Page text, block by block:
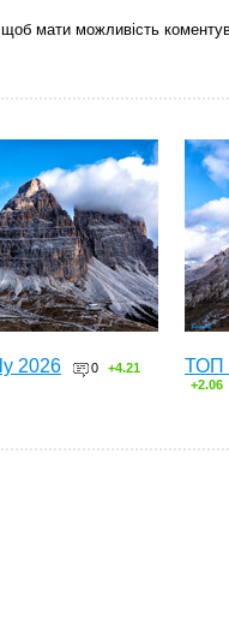
мати можливість
2026 0 +4.21 ТОП
+2.06